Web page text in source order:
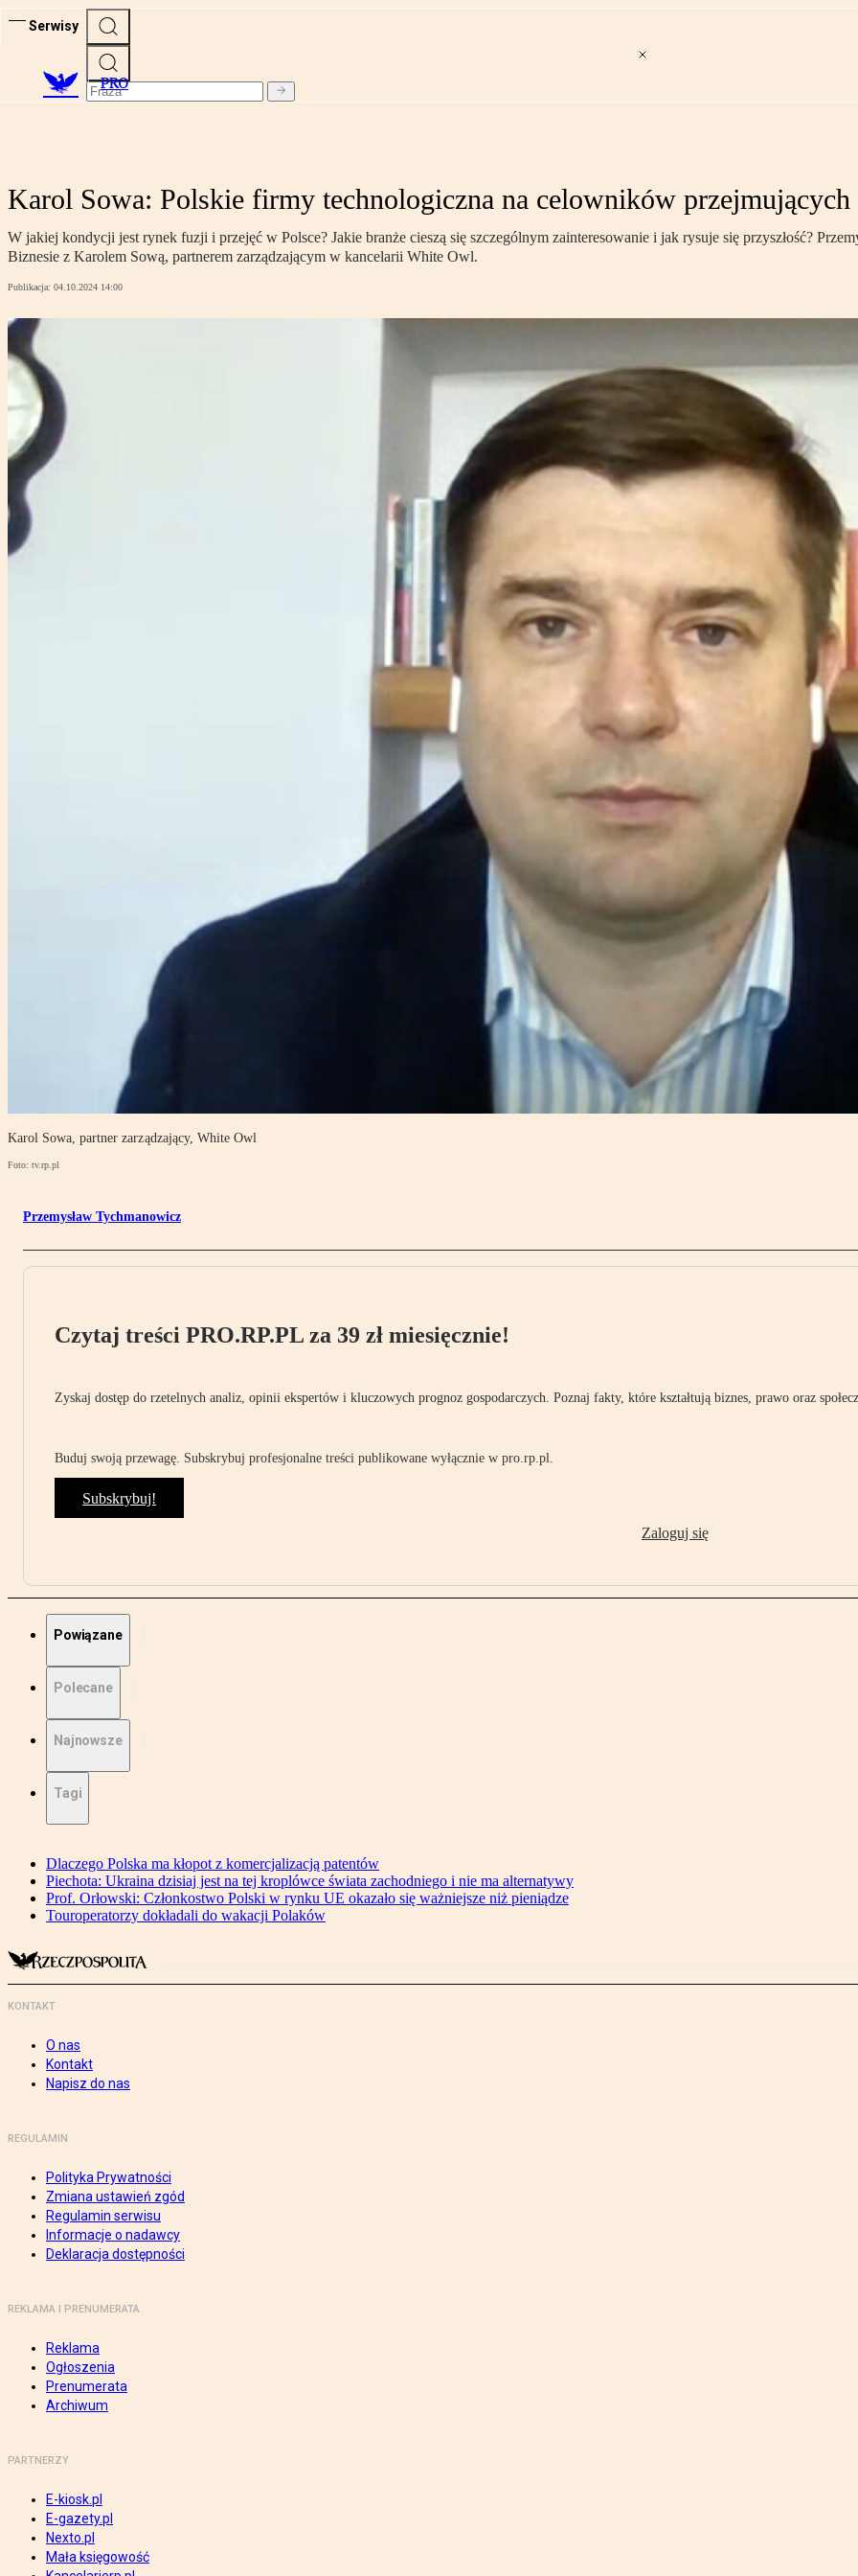
Serwisy
PRO
Karol Sowa: Polskie firmy technologiczna na celowników przejmujących
W jakiej kondycji jest rynek fuzji i przejęć w Polsce? Jakie branże cieszą się szczególnym zainteresowanie i jak rysuje się przyszłość?
Biznesie z Karolem Sową, partnerem zarządzającym w kancelarii White Owl.
Publikacja: 04.10.2024 14:00
Karol Sowa, partner zarządzający, White Owl
Foto: tv.rp.pl
Przemysław Tychmanowicz
Czytaj treści PRO.RP.PL za 39 zł miesięcznie!
Zyskaj dostęp do rzetelnych analiz, opinii ekspertów i kluczowych prognoz gospodarczych. Poznaj fakty, które kształtują biznes, prawo oraz
Buduj swoją przewagę. Subskrybuj profesjonalne treści publikowane wyłącznie w pro.rp.pl.
Subskrybuj!
Zaloguj się
Powiązane
Polecane
Najnowsze
Tagi
Dlaczego Polska ma kłopot z komercjalizacją patentów
Piechota: Ukraina dzisiaj jest na tej kroplówce świata zachodniego i nie ma alternatywy
Prof. Orłowski: Członkostwo Polski w rynku UE okazało się ważniejsze niż pieniądze
Touroperatorzy dokładali do wakacji Polaków
KONTAKT
O nas
Kontakt
Napisz do nas
REGULAMIN
Polityka Prywatności
Zmiana ustawień zgód
Regulamin serwisu
Informacje o nadawcy
Deklaracja dostępności
REKLAMA I PRENUMERATA
Reklama
Ogłoszenia
Prenumerata
Archiwum
PARTNERZY
E-kiosk.pl
E-gazety.pl
Nexto.pl
Mała księgowość